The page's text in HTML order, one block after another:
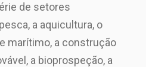
de setores
a aquicultura, o
marítimo, a construção
a bioprospeção, a